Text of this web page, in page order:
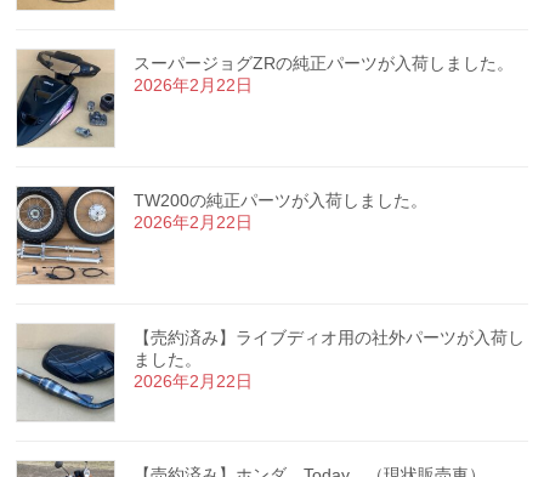
スーパージョグZRの純正パーツが入荷しました。
2026年2月22日
TW200の純正パーツが入荷しました。
2026年2月22日
【売約済み】ライブディオ用の社外パーツが入荷し
ました。
2026年2月22日